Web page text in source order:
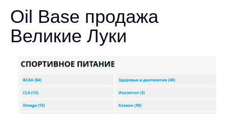
Oil Base продажа
Великие Луки